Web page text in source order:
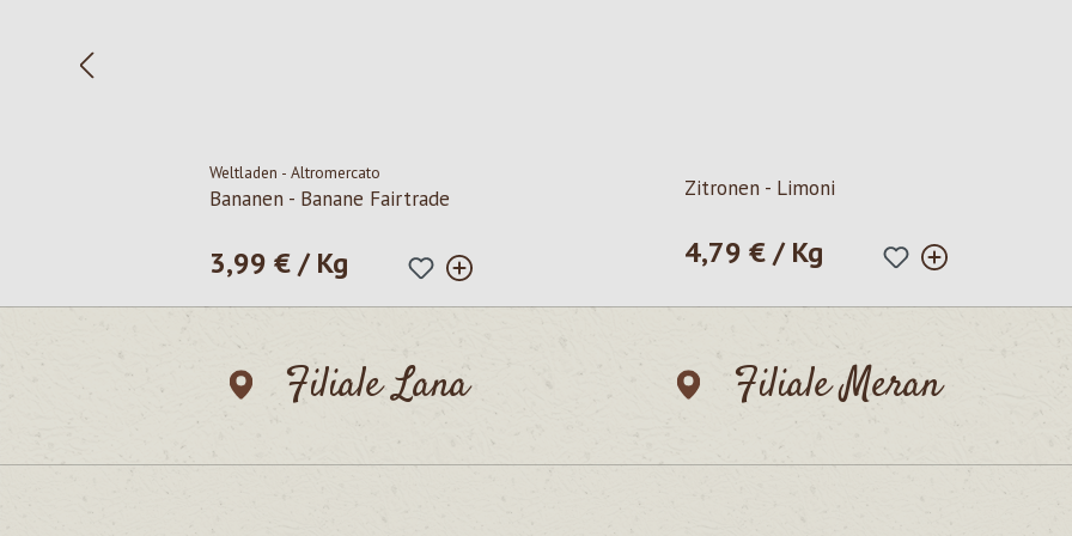
Weltladen - Altromercato
Bananen - Banane Fairtrade
Regulärer Preis:
3,99 € / Kg
Zitronen - Limoni
Regulärer Preis:
4,79 € / Kg
Filiale Lana Filiale Meran